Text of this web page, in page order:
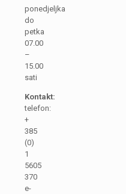
ponedjeljka
do
petka
07.00
–
15.00
sati
Kontakt:
telefon:
+
385
(0)
1
5605
370
e-